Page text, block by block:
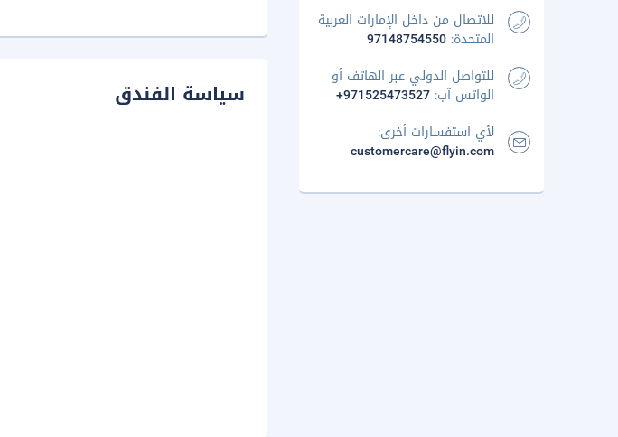
سياسة الفندق
للاتصال من داخل الإمارات العربية
المتحدة: 97148754550
للتواصل الدولي عبر الهاتف أو
الواتس آب: +971525473527
لأي استفسارات أخرى:
customercare@flyin.com